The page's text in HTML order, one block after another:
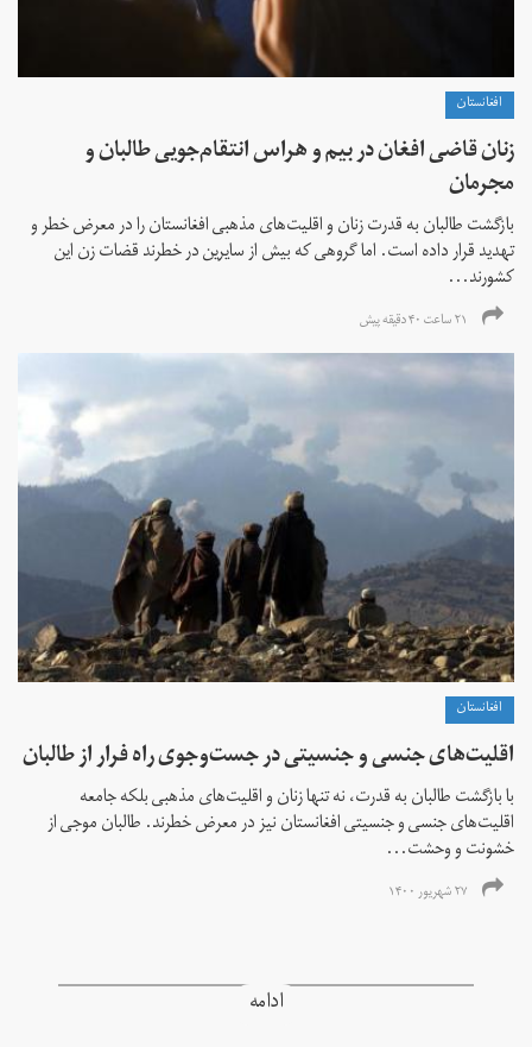
افغانستان
زنان قاضی افغان در بیم و هراس انتقام‌جویی طالبان و
مجرمان
بازگشت طالبان به قدرت زنان و اقلیت‌های مذهبی افغانستان را در معرض خطر و
تهدید قرار داده است. اما گروهی که بیش از سایرین در خطرند قضات زن این
کشورند...
۲۱ ساعت ۴۰ دقیقه پیش
افغانستان
اقلیت‌های جنسی و جنسیتی در جست‌و‌جوی راه فرار از طالبان
با بازگشت طالبان به قدرت، نه تنها زنان و اقلیت‌های مذهبی بلکه جامعه
اقلیت‌های جنسی و جنسیتی افغانستان نیز در معرض خطرند. طالبان موجی از
خشونت و وحشت...
۲۷ شهریور ۱۴۰۰
ادامه